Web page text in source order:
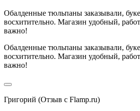
Обалденные тюльпаны заказывали,
восхитительно. Магазин удобный,
важно!
Обалденные тюльпаны заказывали,
восхитительно. Магазин удобный,
важно!
Григорий (Отзыв с Flamp.ru)